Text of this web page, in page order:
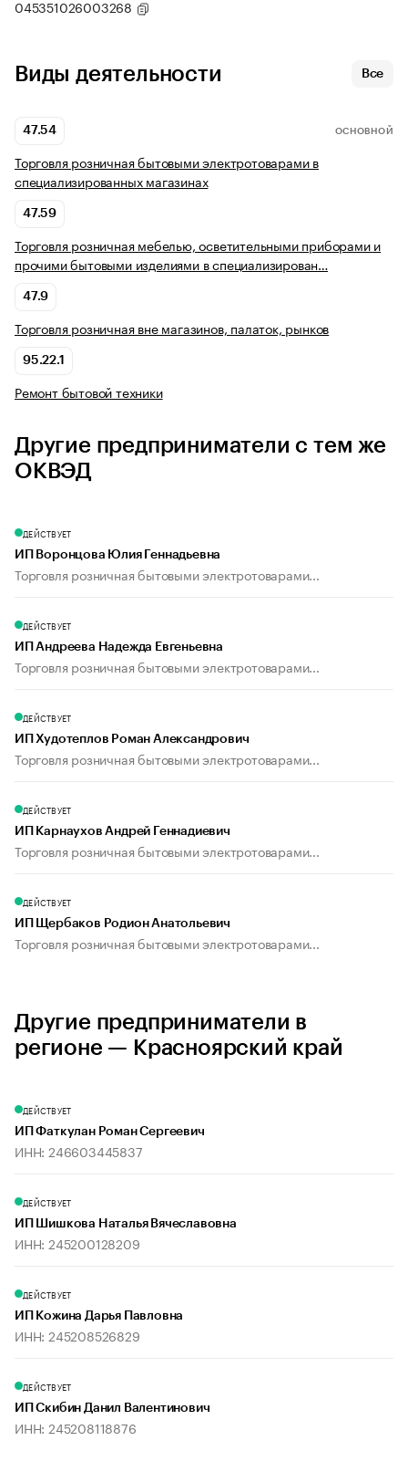
045351026003268
Виды деятельности Все
47.54 ОСНОВНОЙ
Торговля розничная бытовыми электротоварами в
специализированных магазинах
47.59
Торговля розничная мебелью, осветительными приборами и
прочими бытовыми изделиями в специализирован…
47.9
Торговля розничная вне магазинов, палаток, рынков
95.22.1
Ремонт бытовой техники
Другие предприниматели с тем же
ОКВЭД
ДЕЙСТВУЕТ
ИП Воронцова Юлия Геннадьевна
Торговля розничная бытовыми электротоварами...
ДЕЙСТВУЕТ
ИП Андреева Надежда Евгеньевна
Торговля розничная бытовыми электротоварами...
ДЕЙСТВУЕТ
ИП Худотеплов Роман Александрович
Торговля розничная бытовыми электротоварами...
ДЕЙСТВУЕТ
ИП Карнаухов Андрей Геннадиевич
Торговля розничная бытовыми электротоварами...
ДЕЙСТВУЕТ
ИП Щербаков Родион Анатольевич
Торговля розничная бытовыми электротоварами...
Другие предприниматели в
регионе — Красноярский край
ДЕЙСТВУЕТ
ИП Фаткулан Роман Сергеевич
ИНН: 246603445837
ДЕЙСТВУЕТ
ИП Шишкова Наталья Вячеславовна
ИНН: 245200128209
ДЕЙСТВУЕТ
ИП Кожина Дарья Павловна
ИНН: 245208526829
ДЕЙСТВУЕТ
ИП Скибин Данил Валентинович
ИНН: 245208118876